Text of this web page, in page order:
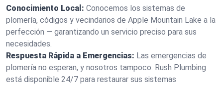
Conocimiento Local: Conocemos los sistemas de
plomería, códigos y vecindarios de Apple Mountain Lake a la
perfección — garantizando un servicio preciso para sus
necesidades.
Respuesta Rápida a Emergencias: Las emergencias de
plomería no esperan, y nosotros tampoco. Rush Plumbing
está disponible 24/7 para restaurar sus sistemas